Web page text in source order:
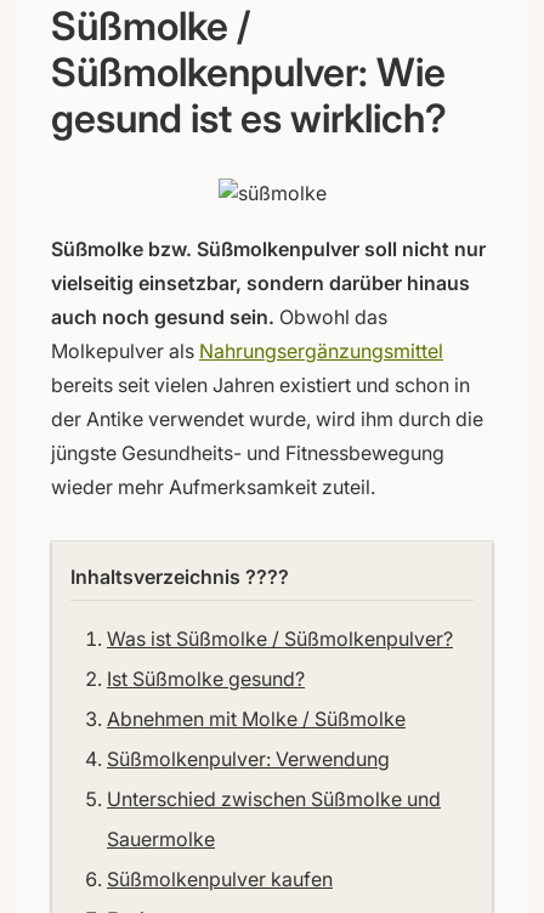
Süßmolke /
Süßmolkenpulver: Wie
gesund ist es wirklich?
Süßmolke bzw. Süßmolkenpulver soll nicht nur
vielseitig einsetzbar, sondern darüber hinaus
auch noch gesund sein. Obwohl das
Molkepulver als Nahrungsergänzungsmittel
bereits seit vielen Jahren existiert und schon in
der Antike verwendet wurde, wird ihm durch die
jüngste Gesundheits- und Fitnessbewegung
wieder mehr Aufmerksamkeit zuteil.
Inhaltsverzeichnis ????
Was ist Süßmolke / Süßmolkenpulver?
Ist Süßmolke gesund?
Abnehmen mit Molke / Süßmolke
Süßmolkenpulver: Verwendung
Unterschied zwischen Süßmolke und
Sauermolke
Süßmolkenpulver kaufen